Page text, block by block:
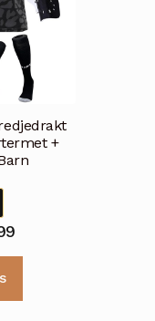
+
Nåværende
pris